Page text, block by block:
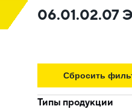
06.01.02
06.01.02.07
Сбросить
Типы продукции